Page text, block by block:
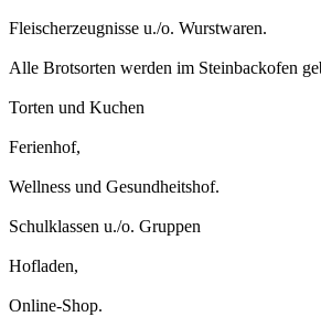
Fleischerzeugnisse u./o. Wurstwaren.
Alle Brotsorten werden im Steinbackofen
Torten und Kuchen
Ferienhof,
Wellness und Gesundheitshof.
Schulklassen u./o. Gruppen
Hofladen,
Online-Shop.